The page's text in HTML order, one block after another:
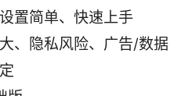
置简单、快速上手
、隐私风险、广告/数据